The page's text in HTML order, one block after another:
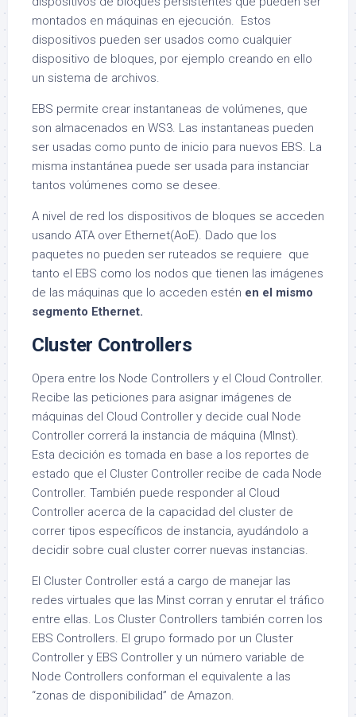
montados en máquinas en ejecución. Estos
dispositivos pueden ser usados como cualquier
dispositivo de bloques, por ejemplo creando en ello
un sistema de archivos.
EBS permite crear instantaneas de volúmenes, que
son almacenados en WS3. Las instantaneas pueden
ser usadas como punto de inicio para nuevos EBS. La
misma instantánea puede ser usada para instanciar
tantos volúmenes como se desee.
A nivel de red los dispositivos de bloques se acceden
usando ATA over Ethernet(AoE). Dado que los
paquetes no pueden ser ruteados se requiere que
tanto el EBS como los nodos que tienen las imágenes
de las máquinas que lo acceden estén en el mismo
segmento Ethernet.
Cluster Controllers
Opera entre los Node Controllers y el Cloud Controller.
Recibe las peticiones para asignar imágenes de
máquinas del Cloud Controller y decide cual Node
Controller correrá la instancia de máquina (MInst).
Esta decición es tomada en base a los reportes de
estado que el Cluster Controller recibe de cada Node
Controller. También puede responder al Cloud
Controller acerca de la capacidad del cluster de
correr tipos específicos de instancia, ayudándolo a
decidir sobre cual cluster correr nuevas instancias.
El Cluster Controller está a cargo de manejar las
redes virtuales que las Minst corran y enrutar el tráfico
entre ellas. Los Cluster Controllers también corren los
EBS Controllers. El grupo formado por un Cluster
Controller y EBS Controller y un número variable de
Node Controllers conforman el equivalente a las
“zonas de disponibilidad” de Amazon.